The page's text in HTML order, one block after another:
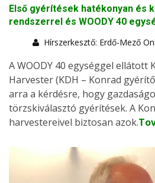
Első gyérítések hatékonyan és
rendszerrel és WOODY 40
Hírszerkesztő: Erdő-Mező
A WOODY 40 egységgel ellátott
Harvester (KDH – Konrad
arra a kérdésre, hogy
törzskiválasztó gyérítések. A
harvestereivel biztosan azok.